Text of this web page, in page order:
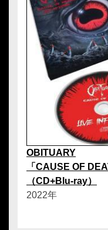
OBITUARY
「CAUSE OF
（CD+Blu-ray）
2022年